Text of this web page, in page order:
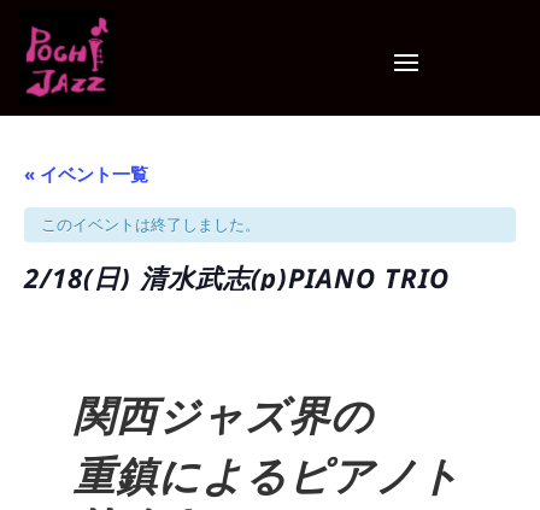
« イベント一覧
このイベントは終了しました。
2/18(日) 清水武志(p)PIANO TRIO
関西ジャズ界の
重鎮によるピアノト